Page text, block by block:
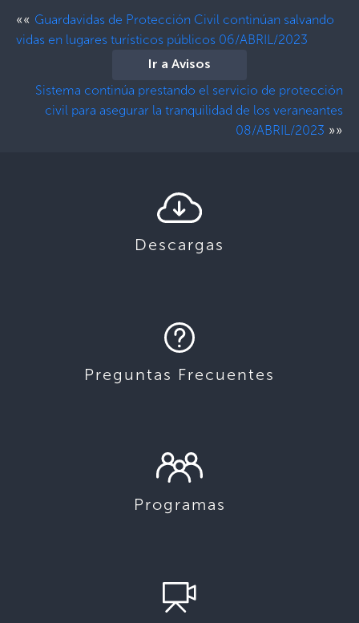
«« Guardavidas de Protección Civil continúan salvando
vidas en lugares turísticos públicos 06/ABRIL/2023
Ir a Avisos
Sistema continúa prestando el servicio de protección
civil para asegurar la tranquilidad de los veraneantes
08/ABRIL/2023 »»
Descargas
Preguntas Frecuentes
Programas